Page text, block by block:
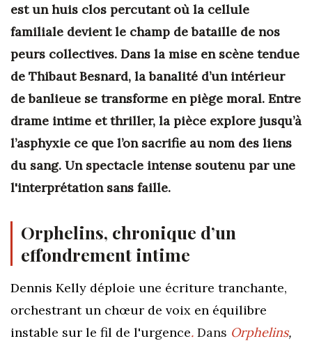
est un huis clos percutant où la cellule
familiale devient le champ de bataille de nos
peurs collectives. Dans la mise en scène tendue
de Thibaut Besnard, la banalité d’un intérieur
de banlieue se transforme en piège moral. Entre
drame intime et thriller, la pièce explore jusqu’à
l’asphyxie ce que l’on sacrifie au nom des liens
du sang. Un spectacle intense soutenu par une
l'interprétation sans faille.
Orphelins, chronique d’un
effondrement intime
Dennis Kelly déploie une écriture tranchante,
orchestrant un chœur de voix en équilibre
instable sur le fil de l'urgence. Dans Orphelins,